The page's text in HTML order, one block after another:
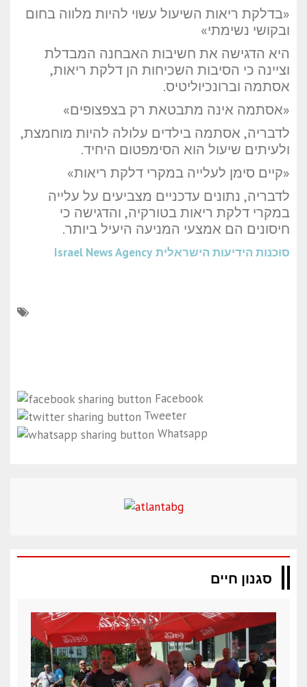
«בדלקת ריאות השיעול עשוי להיות מלווה בחום
ובקושי נשימתי»
היא הדגישה את חשיבות האבחנה המבדלת
וציינה כי הסיבות השכיחות הן דלקת ריאות,
אסתמה וברונכיוליטיס.
«אסתמה אינה מתבטאת רק בצפצופים»
לדבריה, אסתמה בילדים עלולה להיות מוחמצת,
ולעיתים שיעול הוא הסימפטום היחיד.
«קיים סימן לעלייה במקרי דלקת ריאות»
לדבריה, נתונים עדכניים מצביעים על עלייה
במקרי דלקת ריאות בטורקיה, והדגישה כי
חיסונים הם אמצעי המניעה היעיל ביותר.
סוכנות הידיעות הישראלית Israel News Agency
Facebook
Tweeter
Whatsapp
סגנון חיים